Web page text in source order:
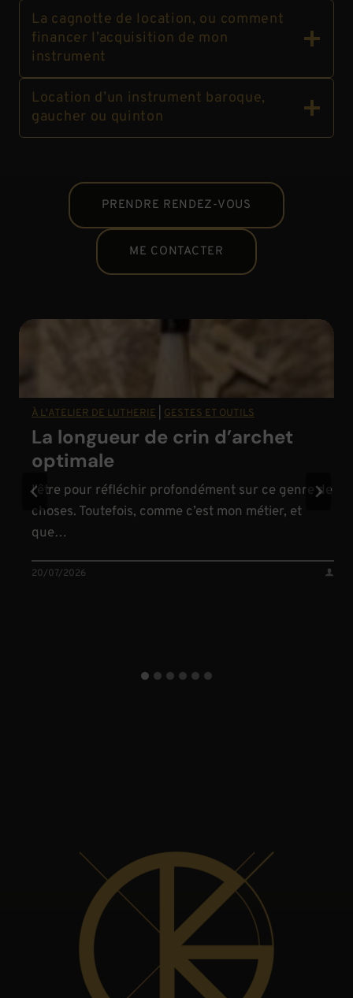
La cagnotte de location, ou comment
financer l’acquisition de mon
instrument
Location d’un instrument baroque,
gaucher ou quinton
PRENDRE RENDEZ-VOUS
ME CONTACTER
CONSEILS DE LUTHIER|GESTES ET OUTILS
Envoyer son archet en toute
sécurité
Il m’arrive constamment d’expédier et de recevoir
des archets, autant pour des ventes que des
reméchages….
19/07/2026 2